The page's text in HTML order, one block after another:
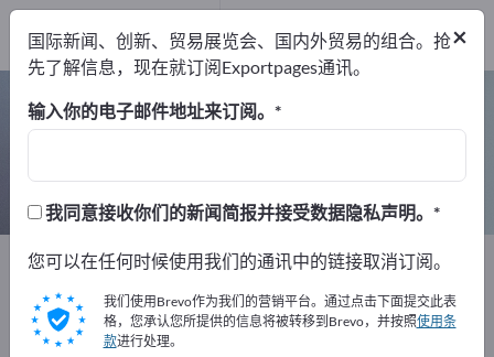
绝对压力表 – 查找制造商和供应商
2 2
出口商2
制造商2
Exportpages 测量技术和光学
测量装置
光学物理测量仪
绝对压力表
×
国际新闻、创新、贸易展览会、国内外贸易的组合。抢
先了解信息，现在就订阅Exportpages通讯。
输入你的电子邮件地址来订阅。
我同意接收你们的新闻简报并接受数据隐私声明。
您可以在任何时候使用我们的通讯中的链接取消订阅。
我们使用Brevo作为我们的营销平台。通过点击下面提交此表
格，您承认您所提供的信息将被转移到Brevo，并按照使用条
款进行处理。